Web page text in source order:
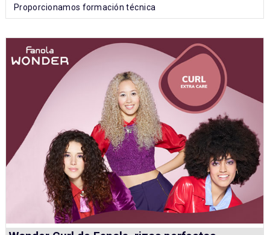
Proporcionamos formación técnica